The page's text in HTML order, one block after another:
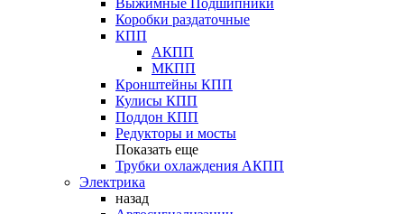
Выжимные Подшипники
Коробки раздаточные
КПП
АКПП
МКПП
Кронштейны КПП
Кулисы КПП
Поддон КПП
Редукторы и мосты
Показать еще
Трубки охлаждения АКПП
Электрика
назад